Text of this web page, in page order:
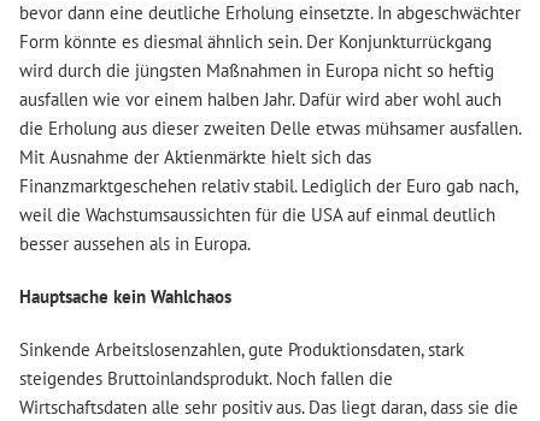
bevor dann eine deutliche Erholung einsetzte. In abgeschwächter
Form könnte es diesmal ähnlich sein. Der Konjunkturrückgang
wird durch die jüngsten Maßnahmen in Europa nicht so heftig
ausfallen wie vor einem halben Jahr. Dafür wird aber wohl auch
die Erholung aus dieser zweiten Delle etwas mühsamer ausfallen.
Mit Ausnahme der Aktienmärkte hielt sich das
Finanzmarktgeschehen relativ stabil. Lediglich der Euro gab nach,
weil die Wachstumsaussichten für die USA auf einmal deutlich
besser aussehen als in Europa.
Hauptsache kein Wahlchaos
Sinkende Arbeitslosenzahlen, gute Produktionsdaten, stark
steigendes Bruttoinlandsprodukt. Noch fallen die
Wirtschaftsdaten alle sehr positiv aus. Das liegt daran, dass sie die